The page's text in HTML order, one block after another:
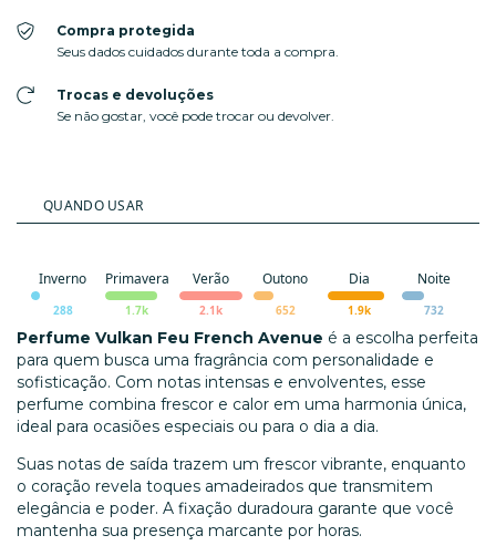
Compra protegida
Seus dados cuidados durante toda a compra.
Trocas e devoluções
Se não gostar, você pode trocar ou devolver.
QUANDO USAR
Inverno
288
Primavera
1.7k
Verão
2.1k
Outono
652
Dia
1.9k
Noite
732
Perfume Vulkan Feu French Avenue é a escolha perfeita
para quem busca uma fragrância com personalidade e
sofisticação. Com notas intensas e envolventes, esse
perfume combina frescor e calor em uma harmonia única,
ideal para ocasiões especiais ou para o dia a dia.
Suas notas de saída trazem um frescor vibrante, enquanto
o coração revela toques amadeirados que transmitem
elegância e poder. A fixação duradoura garante que você
mantenha sua presença marcante por horas.